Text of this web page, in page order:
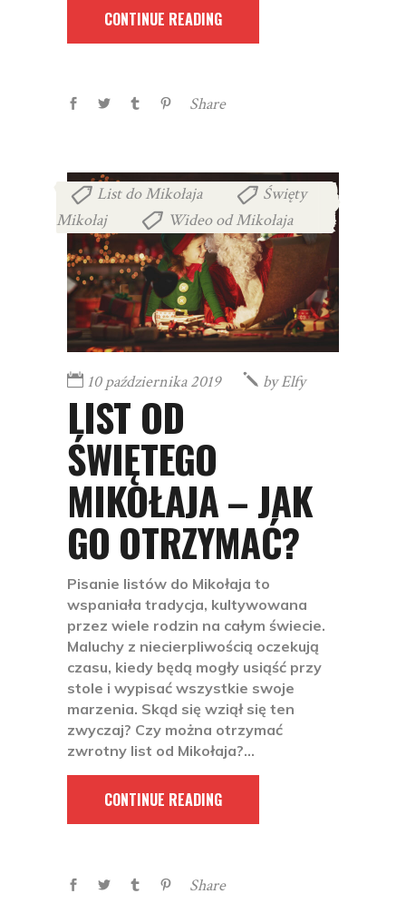
CONTINUE READING
Share
List do Mikołaja
Święty
Mikołaj
Wideo od Mikołaja
10 października 2019 byElfy
LIST OD
ŚWIĘTEGO
MIKOŁAJA – JAK
GO OTRZYMAĆ?
Pisanie listów do Mikołaja to
wspaniała tradycja, kultywowana
przez wiele rodzin na całym świecie.
Maluchy z niecierpliwością oczekują
czasu, kiedy będą mogły usiąść przy
stole i wypisać wszystkie swoje
marzenia. Skąd się wziął się ten
zwyczaj? Czy można otrzymać
zwrotny list od Mikołaja?
CONTINUE READING
Share